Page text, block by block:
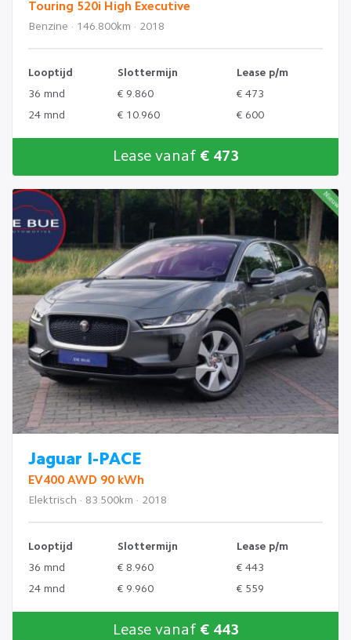
Touring 520i High Executive
Benzine · 146.800km · 2018
Looptijd Slottermijn
Lease p/m
36 mnd
€ 9.860
€ 473
24 mnd
€ 10.960 € 600
Lease vanaf € 473
Jaguar I-PACE
EV400 AWD 90 kWh
Elektrisch · 83.500km · 2018
Looptijd Slottermijn
Lease p/m
36 mnd
€ 8.960
€ 443
24 mnd
€ 9.960 € 559
Lease vanaf € 443